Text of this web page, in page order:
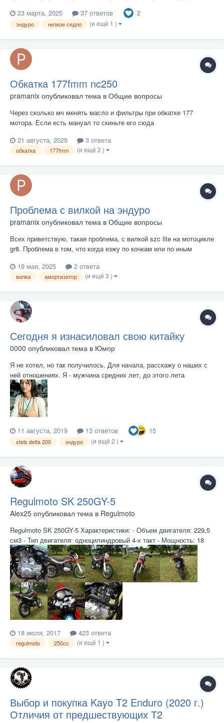
но и не хочется что бы мотоцикл развалился после неожиданно
высокого прыжка. Питбайки не рассматриваю. А если еще и пт...
23 марта, 2025 37 ответов 2
эндуро низкое седло (и ещё 1 )
Обкатка 177fmm nc250
pramanix опубликовал тема в Общие вопросы
Через сколько мч менять масло и фильтры при обкатке 177
мотора. Если есть мануал то скиньте его сюда
21 августа, 2025
3 ответа
обкатка 177fmm (и ещё 2 )
Проблема с вилкой на эндуро
pramanix опубликовал тема в Общие вопросы
Всех приветствую, такая проблема, с вилкой szc lite на мотоцикле
gr8. Проблема в том, что когда езжу по кочкам или по иным
разжиматься она издает звук будто что-то внутри ударяется и это
ощущается даже руками. Даже при езде по хорошему асфаль...
19 мая, 2025 2 ответа
вилка амортизатор (и ещё 3 )
Сегодня я изнасиловал свою китайку
0000 опубликовал тема в Юмор
Я не хотел, но так получилось. Для начала, расскажу о наших с
ней отношениях. Я - мужчина средних лет, до этого лета
считавший себя вполне вменяемым человеком. Она -
отвратительно криво сваренная из бракованных китайских
запчастей тарахтелка, провалявшаяся где-то на складах с 2014
год...
11 августа, 2019
13 ответов 15
stels delta 200 эндуро (и ещё 2 )
Regulmoto SK 250GY-5
Alex25 опубликовал тема в Regulmoto
Regulmoto SK 250GY-5 Характеристики: - Объем двигателя: 229,5
см3 - Тип двигателя: одноцилиндровый 4-х такт - Мощность: 18
л.с. - Балансировочный вал: есть - ГРМ: цепь - Габариты, мм:
1800х860х500 - Система охлаждения: воздушное - Топливо: 92/95
- Макс. скорость: 130 км/ч...
18 июля, 2017 423 ответа
regulmoto 250cc (и ещё 1 )
Выбор и покупка Kayo T2 Enduro (2020 г.)
Отличия от предшествующих Т2